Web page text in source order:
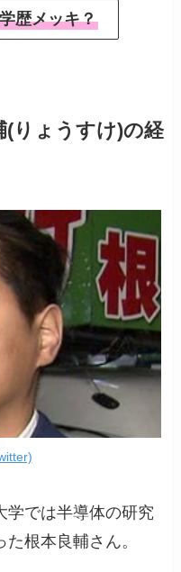
歴メッキ？
(りょうすけ)の経
学では半導体の研究
根本良輔さん。